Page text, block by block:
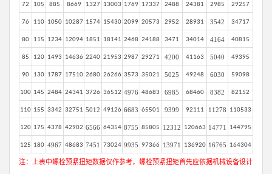
72 105 885 8669 1327 13003 1769 17337 2488 24381 2985 29257
76 110 1050 10287 1574 15430 2099 20573 2952 28931 3542 34717
80 115 1234 12094 1851 18141 2468 24188 3471 34014 4164 40815
85 120 1493 14636 2240 21953 2987 29271 4200 41163 5040 49395
90 130 1787 17510 2680 26266 3573 35021 5025 49248 6030 59098
100 145 2484 24341 3726 36512 4976 48683 6985 68460 8382 82152
110 155 3342 32751 5012 49126 6683 65501 9399 92111 11278 110533
120 175 4378 42902 6566 64354 8755 85805 12312 120663 14771 144795
125 180 4967 48683 7451 73024 9935 97366 13971 136920 16765 164304
注：上表中螺栓预紧扭矩数据仅作参考，螺栓预紧扭矩首先应依据机械设备设计